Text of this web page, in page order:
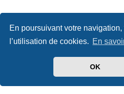
En poursuivant votre
l’utilisation de cookies. En
OK